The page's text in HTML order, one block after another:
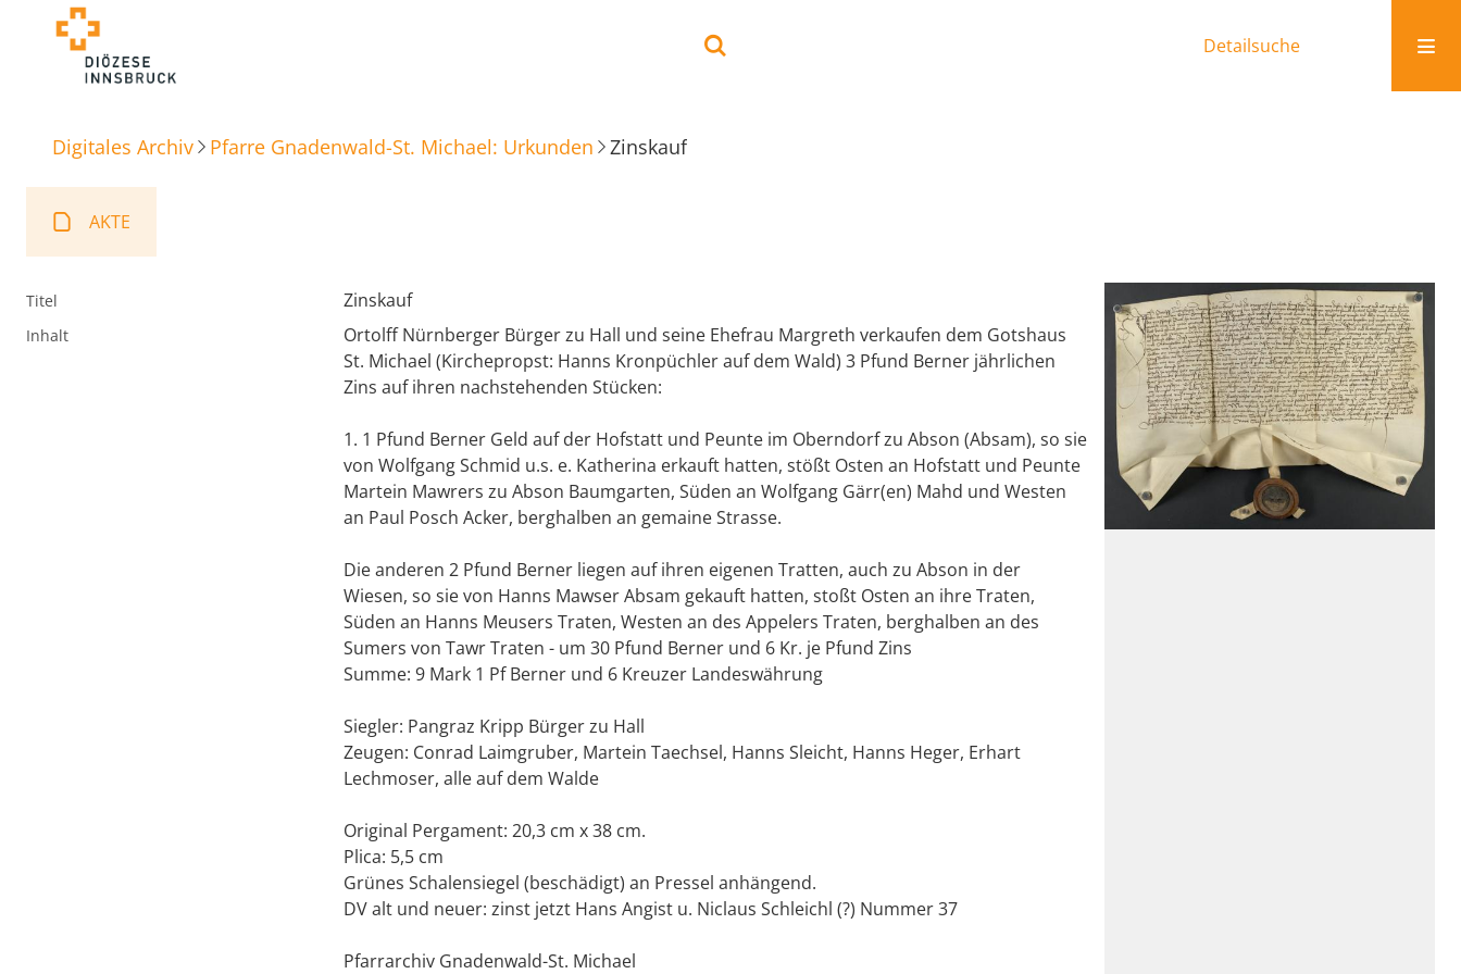
Detailsuche
Digitales Archiv Pfarre Gnadenwald-St. Michael: Urkunden Zinskauf
AKTE
Titel Zinskauf
Inhalt
Ortolff Nürnberger Bürger zu Hall und seine Ehefrau Margreth verkaufen dem Gotshaus
St. Michael (Kirchepropst: Hanns Kronpüchler auf dem Wald) 3 Pfund Berner jährlichen
Zins auf ihren nachstehenden Stücken:
1. 1 Pfund Berner Geld auf der Hofstatt und Peunte im Oberndorf zu Abson (Absam), so sie
von Wolfgang Schmid u.s. e. Katherina erkauft hatten, stößt Osten an Hofstatt und Peunte
Martein Mawrers zu Abson Baumgarten, Süden an Wolfgang Gärr(en) Mahd und Westen
an Paul Posch Acker, berghalben an gemaine Strasse.
Die anderen 2 Pfund Berner liegen auf ihren eigenen Tratten, auch zu Abson in der
Wiesen, so sie von Hanns Mawser Absam gekauft hatten, stoßt Osten an ihre Traten,
Süden an Hanns Meusers Traten, Westen an des Appelers Traten, berghalben an des
Sumers von Tawr Traten - um 30 Pfund Berner und 6 Kr. je Pfund Zins
Summe: 9 Mark 1 Pf Berner und 6 Kreuzer Landeswährung
Siegler: Pangraz Kripp Bürger zu Hall
Zeugen: Conrad Laimgruber, Martein Taechsel, Hanns Sleicht, Hanns Heger, Erhart
Lechmoser, alle auf dem Walde
Original Pergament: 20,3 cm x 38 cm.
Plica: 5,5 cm
Grünes Schalensiegel (beschädigt) an Pressel anhängend.
DV alt und neuer: zinst jetzt Hans Angist u. Niclaus Schleichl (?) Nummer 37
Pfarrarchiv Gnadenwald-St. Michael